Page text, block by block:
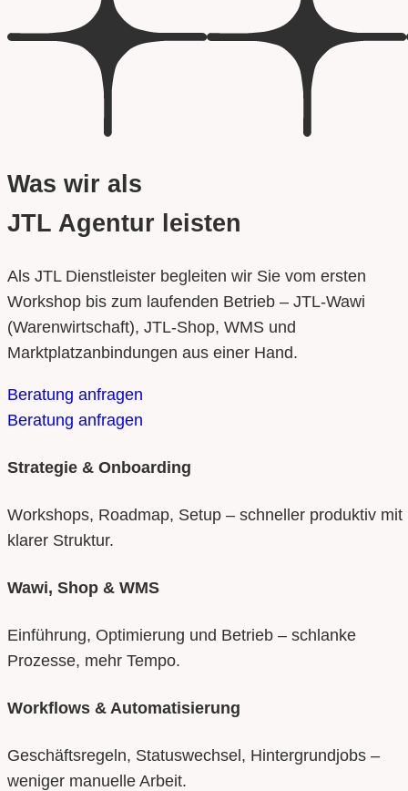
Was wir als
JTL Agentur leisten
Als JTL Dienstleister begleiten wir Sie vom ersten
Workshop bis zum laufenden Betrieb – JTL-Wawi
(Warenwirtschaft), JTL-Shop, WMS und
Marktplatzanbindungen aus einer Hand.
Beratung anfragen
Beratung anfragen
Strategie & Onboarding
Workshops, Roadmap, Setup – schneller produktiv mit
klarer Struktur.
Wawi, Shop & WMS
Einführung, Optimierung und Betrieb – schlanke
Prozesse, mehr Tempo.
Workflows & Automatisierung
Geschäftsregeln, Statuswechsel, Hintergrundjobs –
weniger manuelle Arbeit.